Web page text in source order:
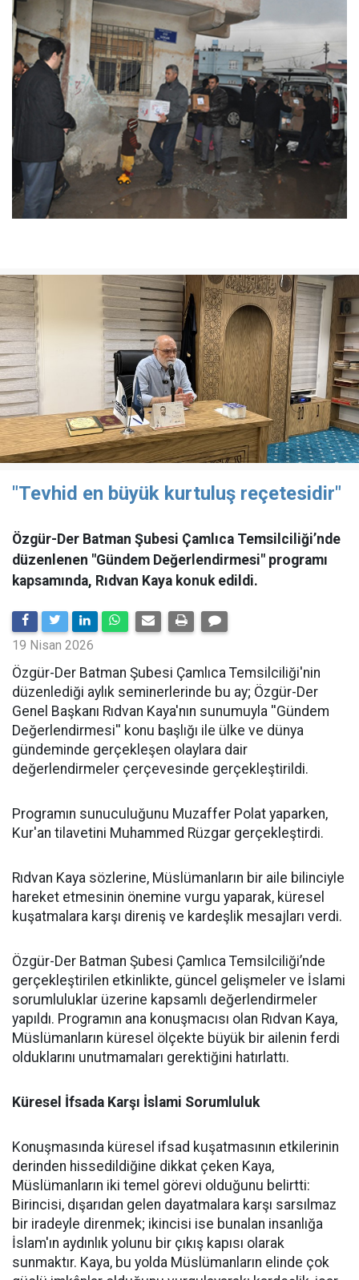
"Tevhid en büyük kurtuluş reçetesidir"
Özgür-Der Batman Şubesi Çamlıca Temsilciliği’nde
düzenlenen "Gündem Değerlendirmesi" programı
kapsamında, Rıdvan Kaya konuk edildi.
19 Nisan 2026
​Özgür-Der Batman Şubesi Çamlıca Temsilciliği'nin
düzenlediği aylık seminerlerinde bu ay; Özgür-Der
Genel Başkanı Rıdvan Kaya'nın sunumuyla ''Gündem
Değerlendirmesi'' konu başlığı ile ülke ve dünya
gündeminde gerçekleşen olaylara dair
değerlendirmeler çerçevesinde gerçekleştirildi.
Programın sunuculuğunu Muzaffer Polat yaparken,
Kur'an tilavetini Muhammed Rüzgar gerçekleştirdi.
Rıdvan Kaya sözlerine, Müslümanların bir aile bilinciyle
hareket etmesinin önemine vurgu yaparak, küresel
kuşatmalara karşı direniş ve kardeşlik mesajları verdi.
Özgür-Der Batman Şubesi Çamlıca Temsilciliği’nde
gerçekleştirilen etkinlikte, güncel gelişmeler ve İslami
sorumluluklar üzerine kapsamlı değerlendirmeler
yapıldı. Programın ana konuşmacısı olan Rıdvan Kaya,
Müslümanların küresel ölçekte büyük bir ailenin ferdi
olduklarını unutmamaları gerektiğini hatırlattı.
Küresel İfsada Karşı İslami Sorumluluk
Konuşmasında küresel ifsad kuşatmasının etkilerinin
derinden hissedildiğine dikkat çeken Kaya,
Müslümanların iki temel görevi olduğunu belirtti:
Birincisi, dışarıdan gelen dayatmalara karşı sarsılmaz
bir iradeyle direnmek; ikincisi ise bunalan insanlığa
İslam'ın aydınlık yolunu bir çıkış kapısı olarak
sunmaktır. Kaya, bu yolda Müslümanların elinde çok